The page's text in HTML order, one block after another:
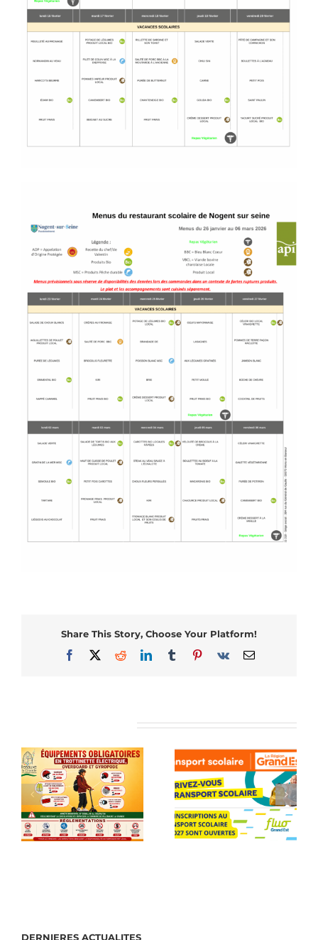
Share This Story, Choose Your Platform!
Facebook
X RedditLinkedInTumblrPinterest
Vk Email
DERNIERES ACTUALITES